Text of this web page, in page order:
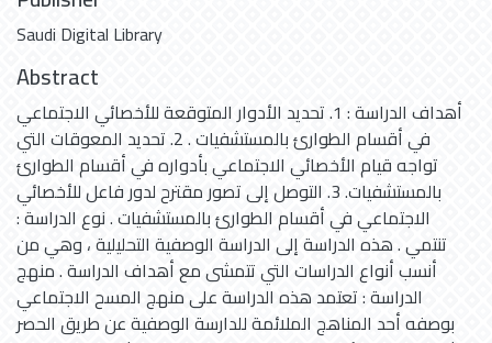
Saudi Digital Library
Abstract
أهداف الدراسة : 1. تحديد الأدوار المتوقعة للأخصائي الاجتماعي
في أقسام الطوارئ بالمستشفيات . 2. تحديد المعوقات التي
تواجه قيام الأخصائي الاجتماعي بأدواره في أقسام الطوارئ
بالمستشفيات. 3. التوصل إلى تصور مقترح لدور فاعل للأخصائي
الاجتماعي في أقسام الطوارئ بالمستشفيات . نوع الدراسة :
تنتمي . هذه الدراسة إلى الدراسة الوصفية التحليلية ، وهي من
أنسب أنواع الدراسات التي تتمشى مع أهداف الدراسة . منهج
الدراسة : تعتمد هذه الدراسة على منهج المسح الاجتماعي
بوصفه أحد المناهج الملائمة للدارسة الوصفية عن طريق الحصر